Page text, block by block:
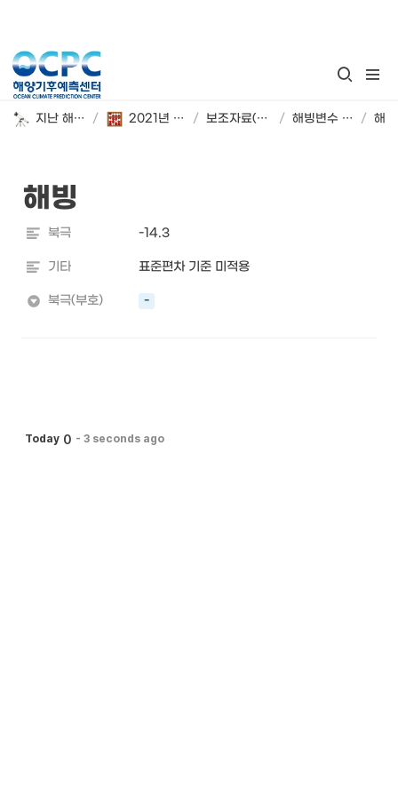
지난 해양기후 계절 전망 / 2021년 9~11월 해양기후 시범 전망 / 보조자료(2021년 9~11월) / 해빙변수 변화율 및 부호 /
해빙
북극 -14.3
기타 표준편차 기준 미적용
북극(부호) -
Today 0 - 3 seconds ago